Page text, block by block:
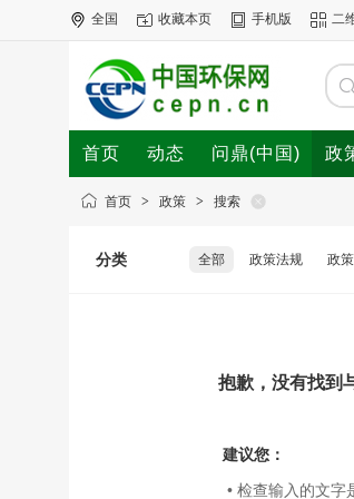
全国 收藏本页 手机版 二
首页 动态 问鼎(中国) 政
首页 > 政策 > 搜索
分类 全部 政策法规 政
抱歉，没有找到
建议您：
• 检查输入的文字